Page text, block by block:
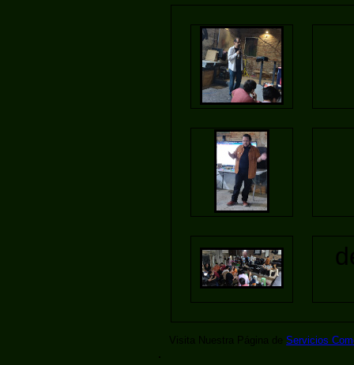
Visita Nuestra Página deServicios